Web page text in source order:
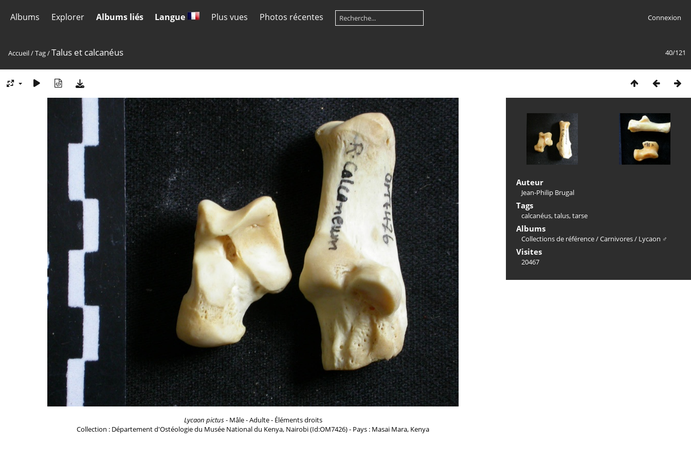
Albums Explorer Albums liés Langue Plus vues Photos récentes Connexion
40/121
Accueil/Tag/Talus et calcanéus
Lycaon pictus- Mâle - Adulte - Éléments droits
Collection : Département d'Ostéologie du Musée National du Kenya, Nairobi (Id:OM7426) - Pays : Masai Mara, Kenya
Auteur
Jean-Philip Brugal
Tags
calcanéus,talus,tarse
Albums
Collections de référence/Carnivores/ Lycaon ♂
Visites
20467